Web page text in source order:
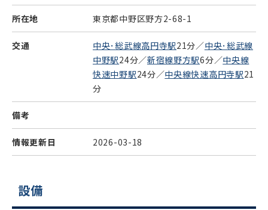
所在地 東京都中野区野方2-68-1
交通 中央･総武線高円寺駅21分／中央･総武線
中野駅24分／新宿線野方駅6分／中央線
快速中野駅24分／中央線快速高円寺駅21
分
備考
情報更新日 2026-03-18
設備